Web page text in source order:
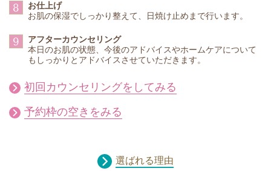
8
お仕上げ
お肌の保湿でしっかり整えて、日焼け止めまで行います。
9
アフターカウンセリング
本日のお肌の状態、今後のアドバイスやホームケアについて
もしっかりとアドバイスさせていただきます。
初回カウンセリングをしてみる
予約枠の空きをみる
選ばれる理由